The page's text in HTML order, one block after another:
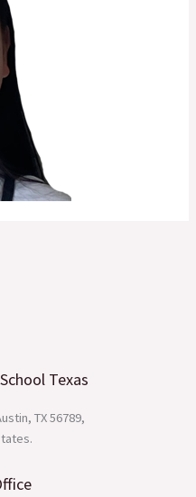
Texas​
TX 56789,